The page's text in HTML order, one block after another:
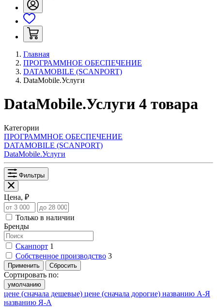
Главная
ПРОГРАММНОЕ ОБЕСПЕЧЕНИЕ
DATAMOBILE (SCANPORT)
DataMobile.Услуги
DataMobile.Услуги 4 товара
Категории
ПРОГРАММНОЕ ОБЕСПЕЧЕНИЕ
DATAMOBILE (SCANPORT)
DataMobile.Услуги
Фильтры
Цена, ₽
Только в наличии
Бренды
Сканпорт 1
Собственное производство 3
Применить Сбросить
Сортировать по:
умолчанию
цене (сначала дешевые) цене (сначала дорогие) названию А-Я
названию Я-А